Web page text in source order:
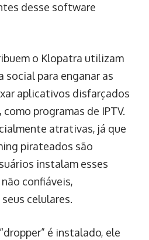
desse software
o Klopatra utilizam
social para enganar as
aplicativos disfarçados
programas de IPTV.
atrativas, já que
pirateados são
instalam esses
confiáveis,
celulares.
é instalado, ele